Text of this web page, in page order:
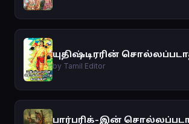
யுதிஷ்டிரரின்
by Tamil Editor
பார்பரிக்-இன்